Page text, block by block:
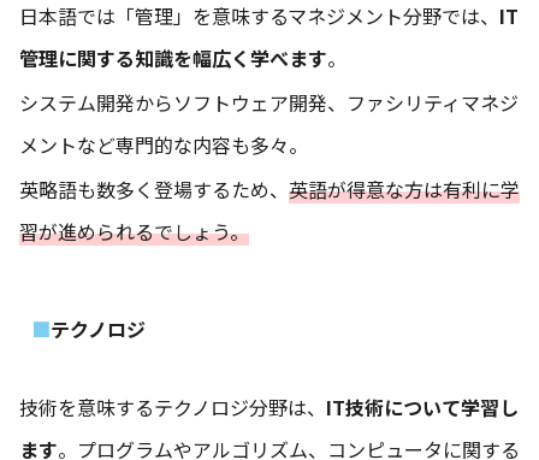
日本語では「管理」を意味するマネジメント分野では、 IT
管理に関する知識を幅広く学べます。
システム開発からソフトウェア開発、ファシリティマネジ
メントなど専門的な内容も多々。
英略語も数多く登場するため、 英語が得意な方は有利に学
習が進められるでしょう。
テクノロジ
技術を意味するテクノロジ分野は、 IT技術について学習し
ます。プログラムやアルゴリズム、コンピュータに関する